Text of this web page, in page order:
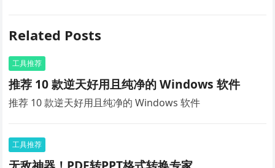
Related Posts
工具推荐
推荐 10 款逆天好用且纯净的 Windows 软件
推荐 10 款逆天好用且纯净的 Windows 软件
工具推荐